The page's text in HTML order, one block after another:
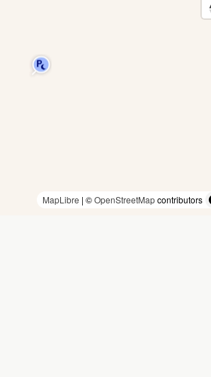
MapLibre | ©OpenStreetMapcontributors